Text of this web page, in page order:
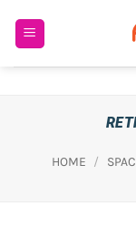
naar
HOME /